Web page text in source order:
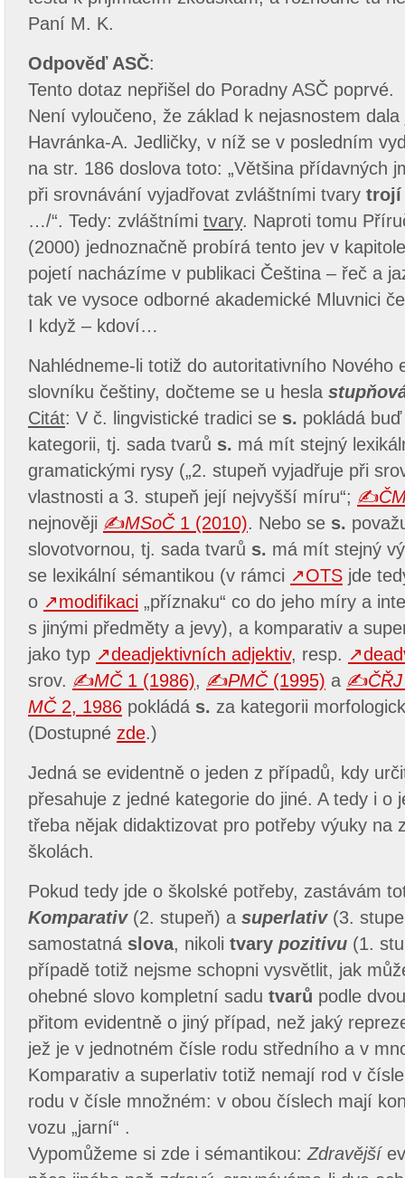
Paní M. K.
Odpověď ASČ:
Tento dotaz nepřišel do Poradny ASČ poprvé.
Není vyloučeno, že základ k nejasnostem
Havránka-A. Jedličky, v níž se v posledním
na str. 186 doslova toto: „Většina přídavných
při srovnávání vyjadřovat zvláštními tvary trojí
…/“. Tedy: zvláštními tvary. Naproti tomu
(2000) jednoznačně probírá tento jev v
pojetí nacházíme v publikaci Čeština – řeč a
tak ve vysoce odborné akademické Mluvnici
I když – kdoví…
Nahlédneme-li totiž do autoritativního Nového
slovníku češtiny, dočteme se u hesla
Citát: V č. lingvistické tradici se s. pokládá
kategorii, tj. sada tvarů s. má mít stejný
gramatickými rysy („2. stupeň vyjadřuje při
vlastnosti a 3. stupeň její nejvyšší míru“; ✍
nejnověji ✍MSoČ1 (2010). Nebo se s.
slovotvornou, tj. sada tvarů s. má mít stejný
se lexikální sémantikou (v rámci ↗OTS jde
o ↗modifikaci „příznaku“ co do jeho míry a
s jinými předměty a jevy), a komparativ a
jako typ ↗deadjektivních adjektiv, resp.
srov. ✍MČ1 (1986), ✍PMČ(1995) a ✍ČŘJ
MČ2, 1986 pokládá s. za kategorii
(Dostupné zde.)
Jedná se evidentně o jeden z případů, kdy
přesahuje z jedné kategorie do jiné. A tedy i o
třeba nějak didaktizovat pro potřeby výuky na
školách.
Pokud tedy jde o školské potřeby, zastávám
Komparativ(2. stupeň) a superlativ (3.
samostatná slova, nikoli tvary pozitivu (1.
případě totiž nejsme schopni vysvětlit, jak
ohebné slovo kompletní sadu tvarů podle
přitom evidentně o jiný případ, než jaký
jež je v jednotném čísle rodu středního a v
Komparativ a superlativ totiž nemají rod v
rodu v čísle množném: v obou číslech mají
vozu „jarní“ .
Vypomůžeme si zde i sémantikou: Zdravější